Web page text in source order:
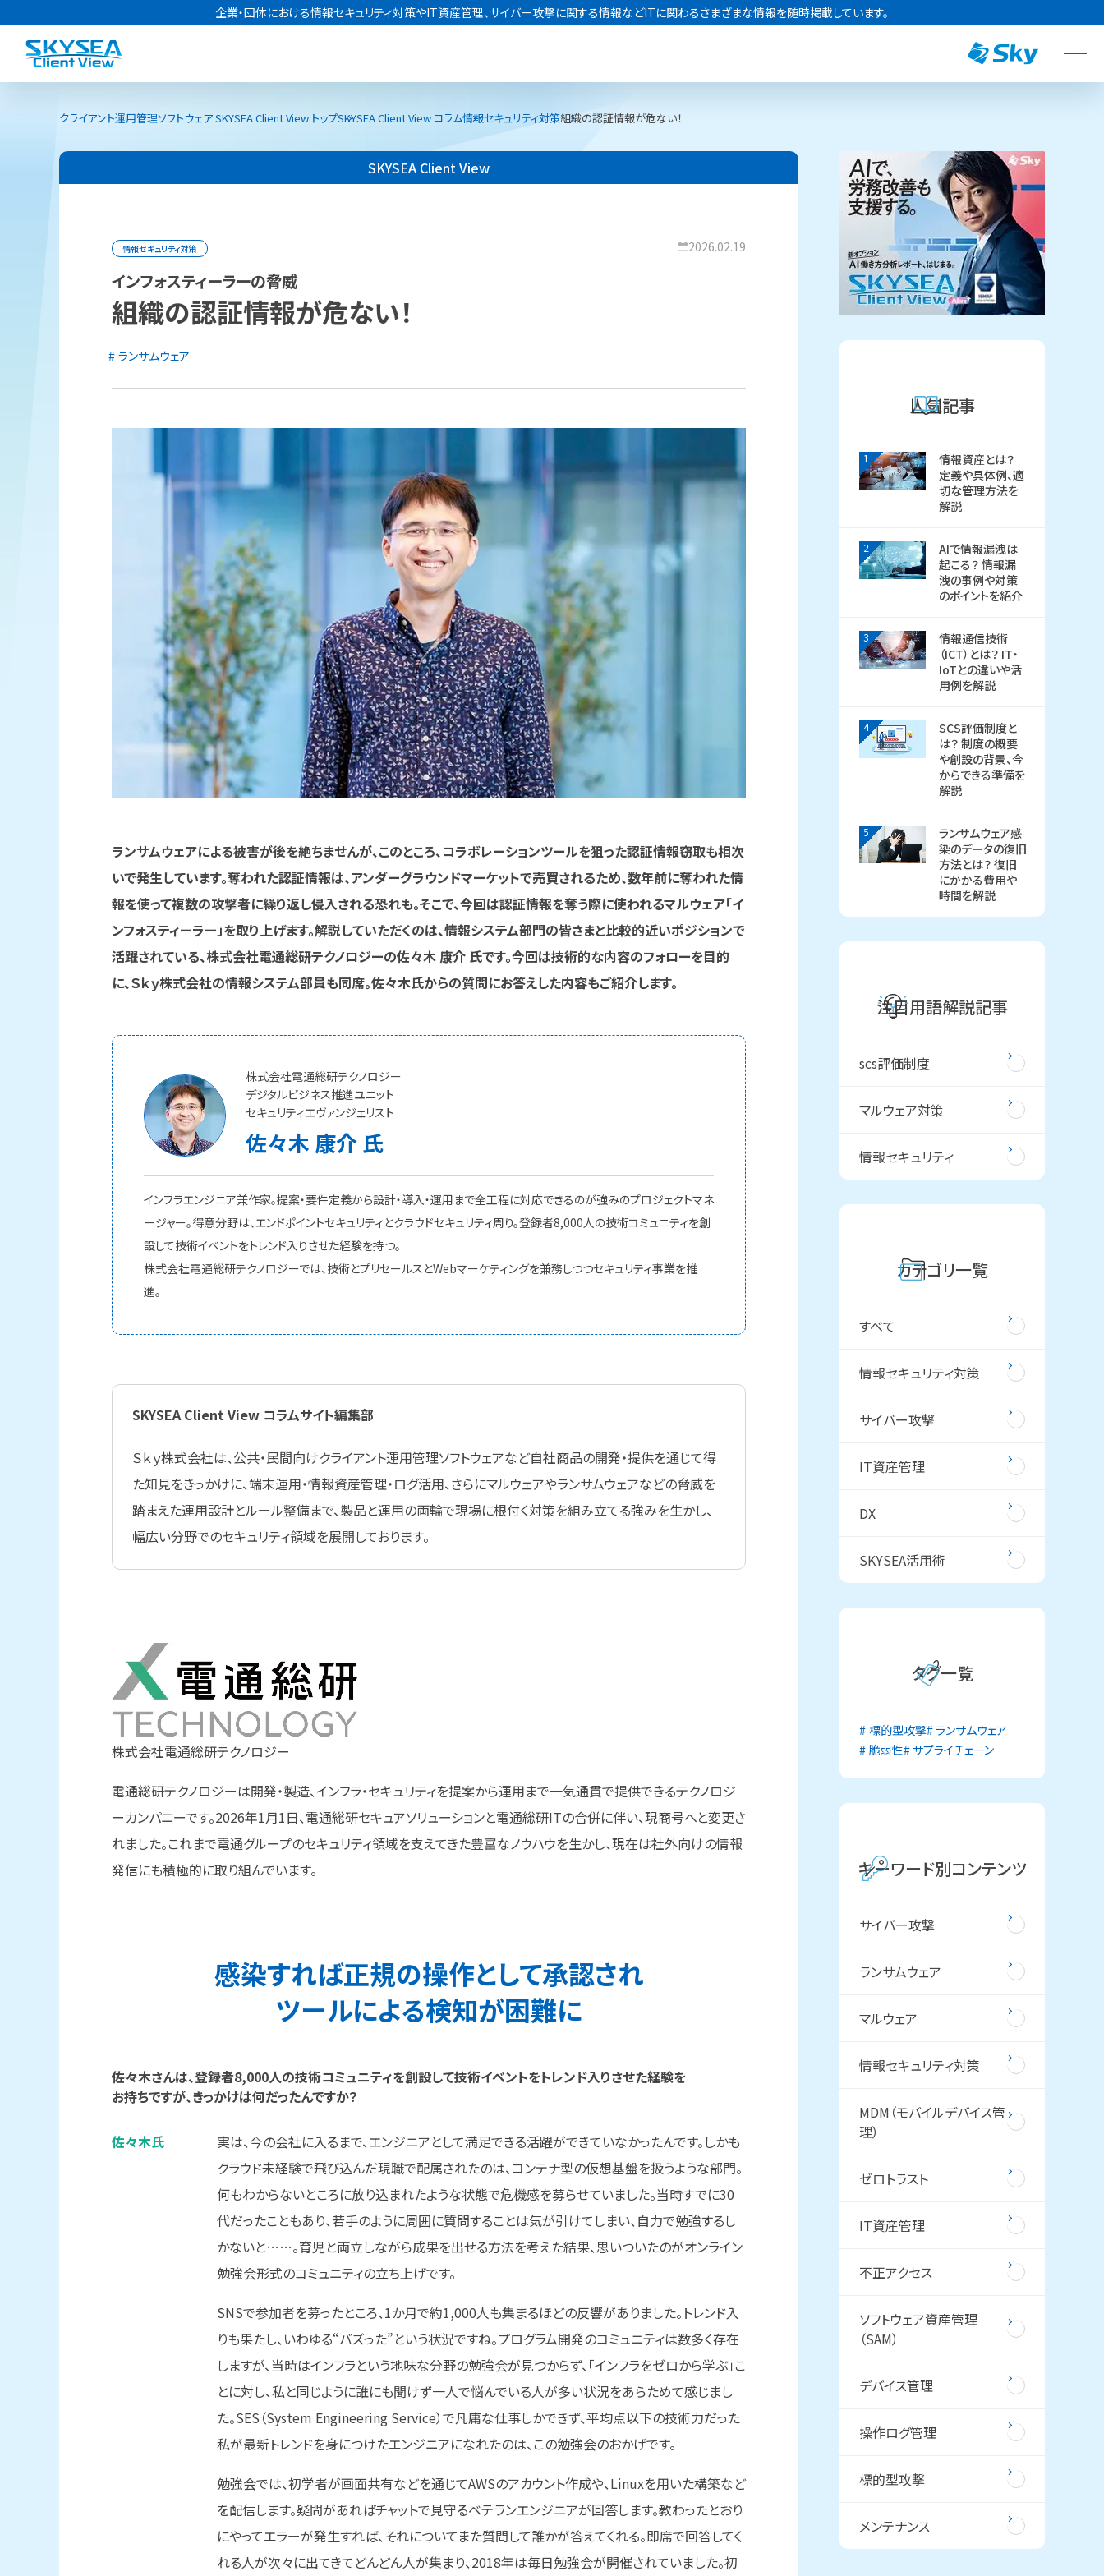
企業・団体における情報セキュリティ対策やIT資産管理、サイバー攻撃に関する情報などITに関わるさまざまな情報を随時掲載しています。
クライアント運用管理ソフトウェア SKYSEA Client View トップSKYSEA Client View コラム情報セキュリティ対策組織の認証情報が危ない！
SKYSEA Client View
情報セキュリティ対策 2026.02.19
インフォスティーラーの脅威
組織の認証情報が危ない！
ランサムウェア
ランサムウェアによる被害が後を絶ちませんが、このところ、コラボレーションツールを狙った認証情報窃取も相次
いで発生しています。奪われた認証情報は、アンダーグラウンドマーケットで売買されるため、数年前に奪われた情
報を使って複数の攻撃者に繰り返し侵入される恐れも。そこで、今回は認証情報を奪う際に使われるマルウェア「イ
ンフォスティーラー」を取り上げます。解説していただくのは、情報システム部門の皆さまと比較的近いポジションで
活躍されている、株式会社電通総研テクノロジーの佐々木 康介 氏です。今回は技術的な内容のフォローを目的
に、Ｓｋｙ株式会社の情報システム部員も同席。佐々木氏からの質問にお答えした内容もご紹介します。
株式会社電通総研テクノロジー
デジタルビジネス推進ユニット
セキュリティエヴァンジェリスト
佐々木 康介 氏
インフラエンジニア兼作家。提案・要件定義から設計・導入・運用まで全工程に対応できるのが強みのプロジェクトマネ
ージャー。得意分野は、エンドポイントセキュリティとクラウドセキュリティ周り。登録者8,000人の技術コミュニティを創
設して技術イベントをトレンド入りさせた経験を持つ。
株式会社電通総研テクノロジーでは、技術とプリセールスとWebマーケティングを兼務しつつセキュリティ事業を推
進。
SKYSEA Client View コラムサイト編集部
Ｓｋｙ株式会社は、公共・民間向けクライアント運用管理ソフトウェアなど自社商品の開発・提供を通じて得
た知見をきっかけに、端末運用・情報資産管理・ログ活用、さらにマルウェアやランサムウェアなどの脅威を
踏まえた運用設計とルール整備まで、製品と運用の両輪で現場に根付く対策を組み立てる強みを生かし、
幅広い分野でのセキュリティ領域を展開しております。
株式会社電通総研テクノロジー
電通総研テクノロジーは開発・製造、インフラ・セキュリティを提案から運用まで一気通貫で提供できるテクノロジ
ーカンパニーです。2026年1月1日、電通総研セキュアソリューションと電通総研ITの合併に伴い、現商号へと変更さ
れました。これまで電通グループのセキュリティ領域を支えてきた豊富なノウハウを生かし、現在は社外向けの情報
発信にも積極的に取り組んでいます。
感染すれば正規の操作として承認され
ツールによる検知が困難に
――佐々木さんは、登録者8,000人の技術コミュニティを創設して技術イベントをトレンド入りさせた経験を
お持ちですが、きっかけは何だったんですか？
佐々木氏
実は、今の会社に入るまで、エンジニアとして満足できる活躍ができていなかったんです。しかも
クラウド未経験で飛び込んだ現職で配属されたのは、コンテナ型の仮想基盤を扱うような部門。
何もわからないところに放り込まれたような状態で危機感を募らせていました。当時すでに30
代だったこともあり、若手のように周囲に質問することは気が引けてしまい、自力で勉強するし
かないと……。育児と両立しながら成果を出せる方法を考えた結果、思いついたのがオンライン
勉強会形式のコミュニティの立ち上げです。
SNSで参加者を募ったところ、1か月で約1,000人も集まるほどの反響がありました。トレンド入
りも果たし、いわゆる“バズった”という状況ですね。プログラム開発のコミュニティは数多く存在
しますが、当時はインフラという地味な分野の勉強会が見つからず、「インフラをゼロから学ぶ」こ
とに対し、私と同じように誰にも聞けず一人で悩んでいる人が多い状況をあらためて感じまし
た。SES（System Engineering Service）で凡庸な仕事しかできず、平均点以下の技術力だった
私が最新トレンドを身につけたエンジニアになれたのは、この勉強会のおかげです。
勉強会では、初学者が画面共有などを通じてAWSのアカウント作成や、Linuxを用いた構築など
を配信します。疑問があればチャットで見守るベテランエンジニアが回答します。教わったとおり
にやってエラーが発生すれば、それについてまた質問して誰かが答えてくれる。即席で回答してく
れる人が次々に出てきてどんどん人が集まり、2018年は毎日勉強会が開催されていました。初
人気記事
1
情報資産とは？
定義や具体例、適
切な管理方法を
解説
2
AIで情報漏洩は
起こる？ 情報漏
洩の事例や対策
のポイントを紹介
3
情報通信技術
（ICT）とは？ IT・
IoTとの違いや活
用例を解説
4
SCS評価制度と
は？ 制度の概要
や創設の背景、今
からできる準備を
解説
5
ランサムウェア感
染のデータの復旧
方法とは？ 復旧
にかかる費用や
時間を解説
注目用語解説記事
scs評価制度
マルウェア対策
情報セキュリティ
カテゴリ一覧
すべて
情報セキュリティ対策
サイバー攻撃
IT資産管理
DX
SKYSEA活用術
タグ一覧
標的型攻撃 ランサムウェア
脆弱性
サプライチェーン
キーワード別コンテンツ
サイバー攻撃
ランサムウェア
マルウェア
情報セキュリティ対策
MDM（モバイルデバイス管
理）
ゼロトラスト
IT資産管理
不正アクセス
ソフトウェア資産管理
（SAM）
デバイス管理
操作ログ管理
標的型攻撃
メンテナンス